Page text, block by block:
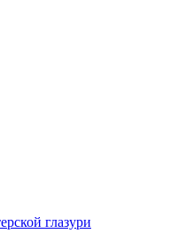
глазури